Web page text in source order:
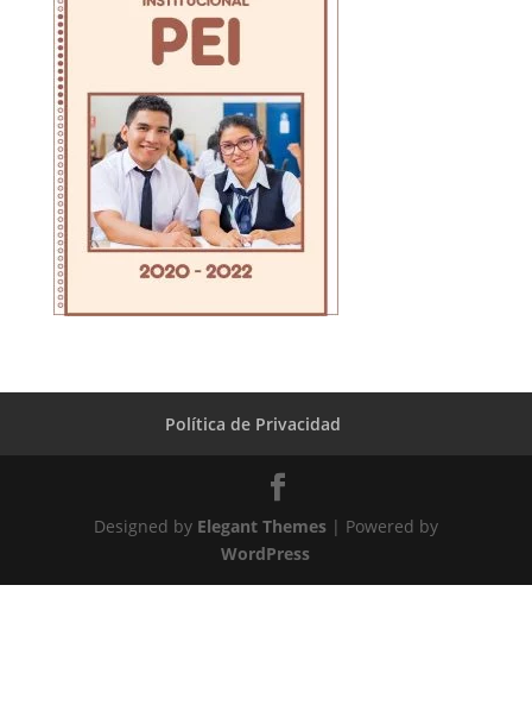
Política de Privacidad
Designed by Elegant Themes| Powered by
WordPress